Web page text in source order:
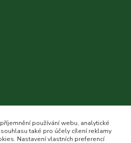
používání webu, analytické
také pro účely cílení reklamy
Nastavení vlastních preferencí